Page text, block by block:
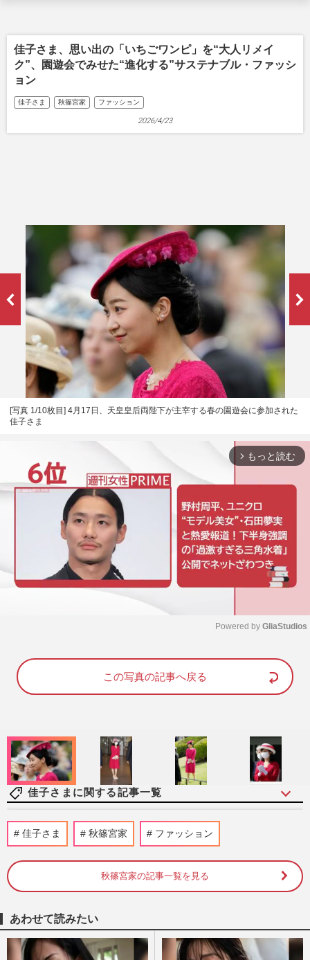
佳子さま、思い出の「いちごワンピ」を“大人リメイ
ク”、園遊会でみせた“進化する”サステナブル・ファッシ
ョン
佳子さま 秋篠宮家 ファッション
2026/4/23
[写真 1/10枚目] 4月17日、天皇皇后両陛下が主宰する春の園遊会に参加された
佳子さま
arrow_forward_ios もっと読む
e
Powered by GliaStudios
この写真の記事へ戻る
佳子さまに関する記事一覧
《佳子さまの歩み》皇室典範改正案の成立
に天皇陛下、愛子さまらの考えは？疑問が
週刊女性2026年8月11日号 2026/8/2
モノトーンスタイル”で登場…耳元を彩る
「3300円の藍染イヤリング…
週刊女性PRIME 2026/8/1
佳子さま 秋篠宮家 ファッション
秋篠宮家の記事一覧を見る
あわせて読みたい